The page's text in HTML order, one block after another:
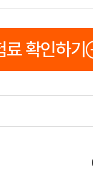
료 확인하기